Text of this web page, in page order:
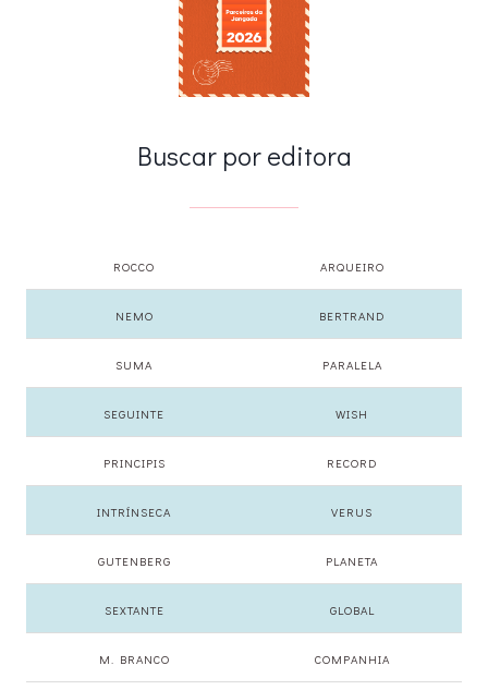
Buscar por editora
ROCCO ARQUEIRO
NEMO BERTRAND
SUMA PARALELA
SEGUINTE WISH
PRINCIPIS RECORD
INTRÍNSECA VERUS
GUTENBERG PLANETA
SEXTANTE GLOBAL
M. BRANCO COMPANHIA